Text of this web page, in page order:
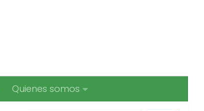
Quienes somos